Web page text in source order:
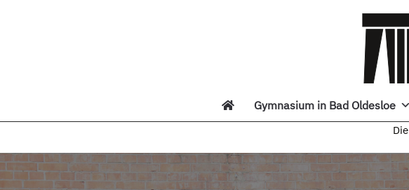
Gymnasium in Bad Oldesloe
Die